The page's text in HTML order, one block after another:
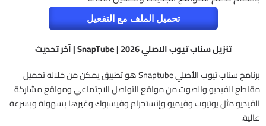
تحميل الملف مع التفعيل
تنزيل سناب تيوب الاصلي 2026 | SnapTube | آخر تحديث
برنامج سناب تيوب الأصلي Snaptube هو تطبيق يمكن من خلاله تحميل
مقاطع الفيديو والصوت من مواقع التواصل الاجتماعي ومواقع مشاركة
الفيديو مثل يوتيوب وفيميو وإنستجرام وفيسبوك وغيرها بسهولة وبسرعة
عالية.